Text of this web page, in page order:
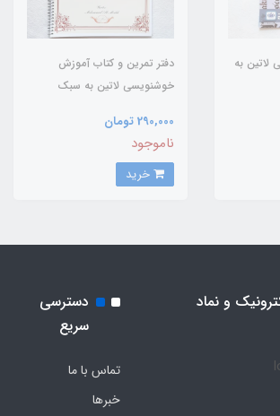
لاتین به
دفتر تمرین و کتاب آموزش
خوشنویسی لاتین به سبک
290,000 تومان
ناموجود
و نماد
دسترسی
سریع
تماس با ما
خبرها